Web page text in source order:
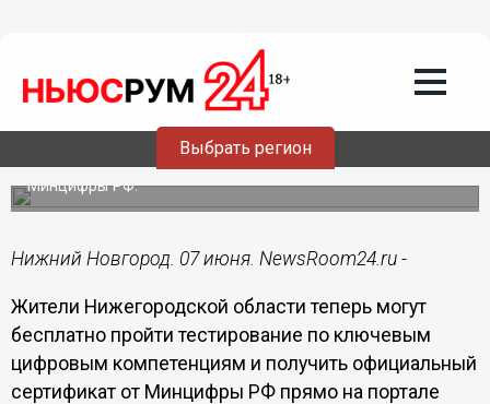
Выбрать регион
07.06.202515:52
Нижегородцы могут подтвердить ИТ-
навыки через «Госуслуги»
После прохождения теста выдается сертификат от
Минцифры РФ.
Нижний Новгород. 07 июня. NewsRoom24.ru -
Жители Нижегородской области теперь могут
бесплатно пройти тестирование по ключевым
цифровым компетенциям и получить официальный
сертификат от Минцифры РФ прямо на портале